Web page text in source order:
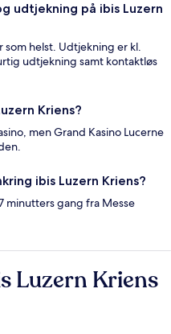
udtjekning på ibis Luzern
som helst. Udtjekning er kl.
udtjekning samt kontaktløs
Kriens?
men Grand Kasino Lucerne
ibis Luzern Kriens?
minutters gang fra Messe
Luzern Kriens